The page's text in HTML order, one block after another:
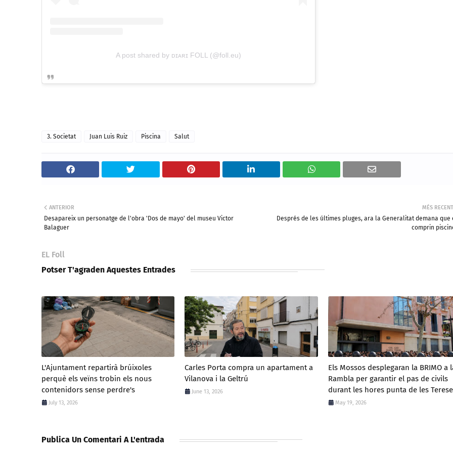
A post shared by ᴅɪᴀʀɪ FOLL (@foll.eu)
3. Societat Juan Luis Ruiz Piscina Salut
MÉS RECENT
Després de les últimes pluges, ara la Generalitat demana que
comprin
ANTERIOR
Desapareix un personatge de l'obra 'Dos de mayo' del museu Victor
Balaguer
EL Foll
Potser T'agraden Aquestes Entrades
L'Ajuntament repartirà brúixoles
perquè els veïns trobin els nous
contenidors sense perdre's
July 13, 2026
Carles Porta compra un apartament a
Vilanova i la Geltrú
June 13, 2026
Els Mossos desplegaran la BRIMO a
Rambla per garantir el pas de civils
durant les hores punta de les
May 19, 2026
Publica Un Comentari A L'entrada